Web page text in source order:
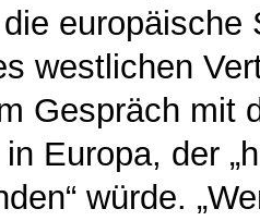
westlichen
Gespräch mit
in Europa, der
würde.